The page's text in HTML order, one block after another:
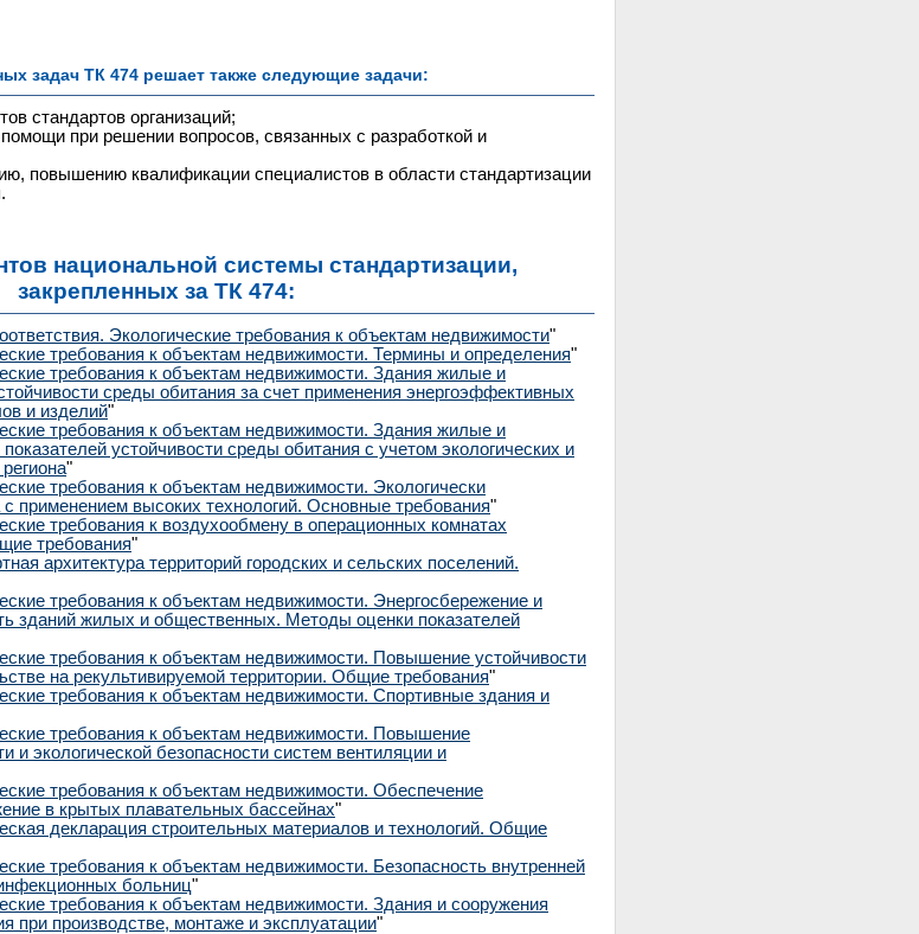
задач ТК 474 решает также следующие задачи:
стандартов организаций;
при решении вопросов, связанных с разработкой и
повышению квалификации специалистов в области стандартизации
национальной системы стандартизации,
закрепленных за ТК 474:
Экологические требования к объектам недвижимости"
требования к объектам недвижимости. Термины и определения"
требования к объектам недвижимости. Здания жилые и
среды обитания за счет применения энергоэффективных
и изделий"
требования к объектам недвижимости. Здания жилые и
устойчивости среды обитания с учетом экологических и
"
требования к объектам недвижимости. Экологически
с применением высоких технологий. Основные требования"
требования к воздухообмену в операционных комнатах
требования"
архитектура территорий городских и сельских поселений.
требования к объектам недвижимости. Энергосбережение и
зданий жилых и общественных. Методы оценки показателей
требования к объектам недвижимости. Повышение устойчивости
на рекультивируемой территории. Общие требования"
требования к объектам недвижимости. Спортивные здания и
требования к объектам недвижимости. Повышение
и экологической безопасности систем вентиляции и
требования к объектам недвижимости. Обеспечение
в крытых плавательных бассейнах"
декларация строительных материалов и технологий. Общие
требования к объектам недвижимости. Безопасность внутренней
больниц"
требования к объектам недвижимости. Здания и сооружения
при производстве, монтаже и эксплуатации"